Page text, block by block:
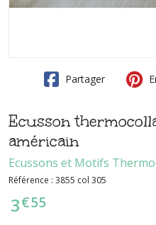
Partager
Ecusson
américain
Ecussons et Motifs
Référence : 3855 col 305
3€55